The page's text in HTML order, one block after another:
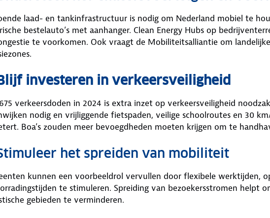
laad- en tankinfrastructuur is nodig om Nederland mobiel te
bestelauto’s met aanhanger. Clean Energy Hubs op
te voorkomen. Ook vraagt de Mobiliteitsalliantie om
investeren in verkeersveiligheid
verkeersdoden in 2024 is extra inzet op verkeersveiligheid
nodig en vrijliggende fietspaden, veilige schoolroutes en 30
Boa’s zouden meer bevoegdheden moeten krijgen om te
het spreiden van mobiliteit
kunnen een voorbeeldrol vervullen door flexibele werktijden,
te stimuleren. Spreiding van bezoekersstromen helpt
gebieden te verminderen.